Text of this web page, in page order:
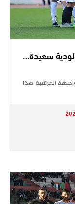
سعيدة…
المرتقبة هذا